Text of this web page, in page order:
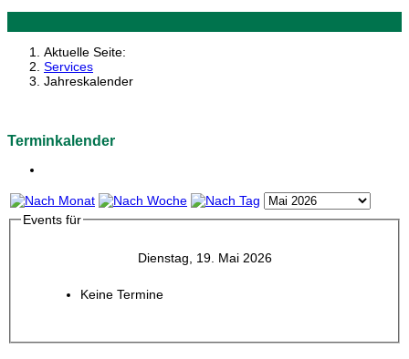
Aktuelle Seite:
Services
Jahreskalender
Terminkalender
Events für
Dienstag, 19. Mai 2026
Keine Termine